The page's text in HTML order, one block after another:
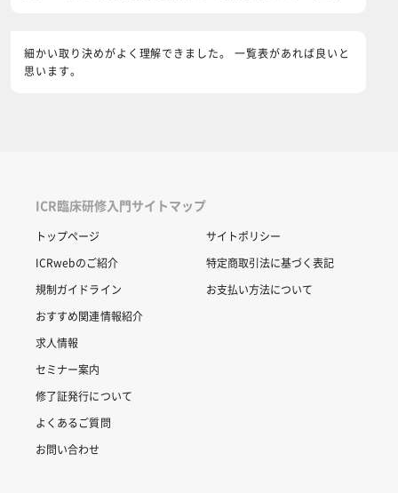
細かい取り決めがよく理解できました。 一覧表があれば良いと
思います。
ICR臨床研修入門サイトマップ
トップページ
ICRwebのご紹介
規制ガイドライン
おすすめ関連情報紹介
求人情報
セミナー案内
修了証発行について
よくあるご質問
お問い合わせ
サイトポリシー
特定商取引法に基づく表記
お支払い方法について